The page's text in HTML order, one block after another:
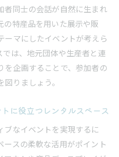
者同士の会話が自然に生まれ
の特産品を用いた展示や販
ーマにしたイベントが考えら
は、地元団体や生産者と連
を企画することで、参加者の
りましょう。
に役立つレンタルスペース
ブなイベントを実現するに
ースの柔軟な活用がポイント